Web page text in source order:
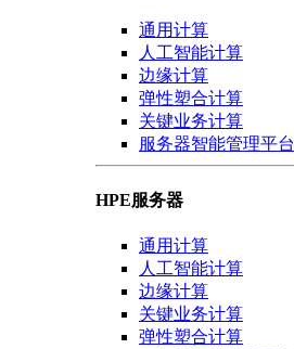
通用计算
人工智能计算
边缘计算
弹性塑合计算
关键业务计算
服务器智能管理平台
HPE服务器
通用计算
人工智能计算
边缘计算
关键业务计算
弹性塑合计算